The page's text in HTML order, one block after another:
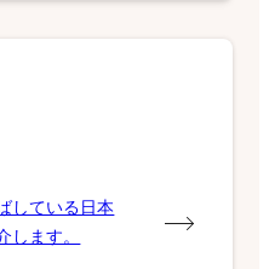
している日本
します。